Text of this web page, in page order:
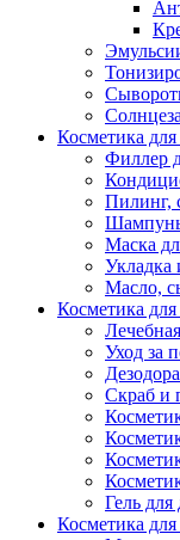
Косметика для
Филлер
Пилинг,
Маска
Укладка
Масло,
Косметика для
Уход за
Скраб и
Гель для
Косметика